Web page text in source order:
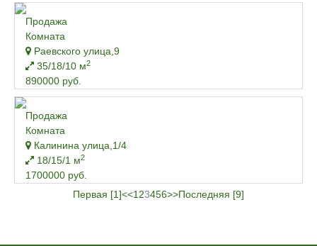
Продажа
Комната
Раевского улица,9
35/18/10 м2
890000 руб.
Продажа
Комната
Калинина улица,1/4
18/15/1 м2
1700000 руб.
Первая [1]<<1 23456>>Последняя [9]